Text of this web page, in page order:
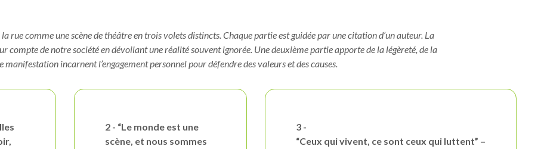
rue comme une scène de théâtre en trois volets distincts. Chaque partie est guidée par une citation d’un auteur. La
compte de notre société en dévoilant une réalité souvent ignorée. Une deuxième partie apporte de la légèreté, de la
incarnent l’engagement personnel pour défendre des valeurs et des causes.
2 - “Le monde est une
scène, et nous sommes
3 -
“Ceux qui vivent, ce sont ceux qui luttent” –